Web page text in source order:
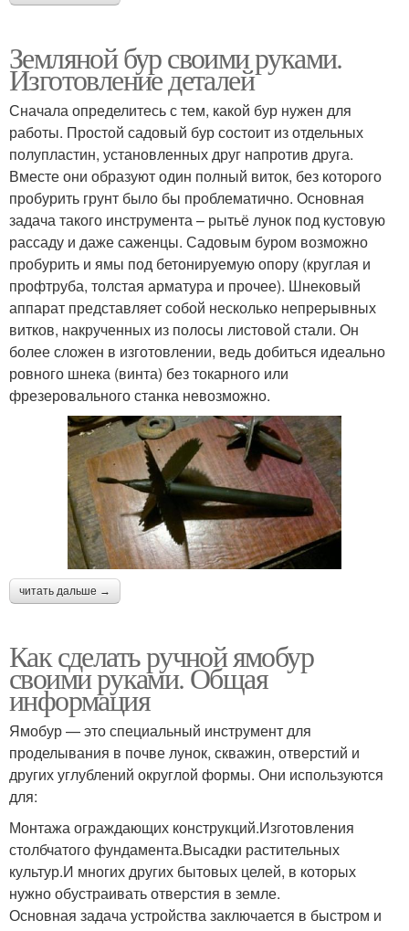
Земляной бур своими руками.
Изготовление деталей
Сначала определитесь с тем, какой бур нужен для
работы. Простой садовый бур состоит из отдельных
полупластин, установленных друг напротив друга.
Вместе они образуют один полный виток, без которого
пробурить грунт было бы проблематично. Основная
задача такого инструмента – рытьё лунок под кустовую
рассаду и даже саженцы. Садовым буром возможно
пробурить и ямы под бетонируемую опору (круглая и
профтруба, толстая арматура и прочее). Шнековый
аппарат представляет собой несколько непрерывных
витков, накрученных из полосы листовой стали. Он
более сложен в изготовлении, ведь добиться идеально
ровного шнека (винта) без токарного или
фрезеровального станка невозможно.
читать дальше →
Как сделать ручной ямобур
своими руками. Общая
информация
Ямобур — это специальный инструмент для
проделывания в почве лунок, скважин, отверстий и
других углублений округлой формы. Они используются
для:
Монтажа ограждающих конструкций.Изготовления
столбчатого фундамента.Высадки растительных
культур.И многих других бытовых целей, в которых
нужно обустраивать отверстия в земле.
Основная задача устройства заключается в быстром и